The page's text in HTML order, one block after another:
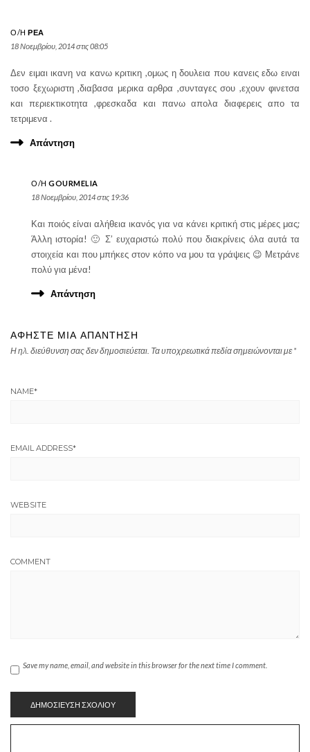
Ο/Η ΡΕΑ
18 Νοεμβρίου, 2014 στις 08:05
Δεν ειμαι ικανη να κανω κριτικη ,ομως η δουλεια που κανεις εδω ειναι
τοσο ξεχωριστη ,διαβασα μερικα αρθρα ,συνταγες σου ,εχουν φινετσα
και περιεκτικοτητα ,φρεσκαδα και πανω απολα διαφερεις απο τα
τετριμενα .
Απάντηση
Ο/Η GOURMELIA
18 Νοεμβρίου, 2014 στις 19:36
Και ποιός είναι αλήθεια ικανός για να κάνει κριτική στις μέρες μας;
Άλλη ιστορία! 🙂 Σ’ ευχαριστώ πολύ που διακρίνεις όλα αυτά τα
στοιχεία και που μπήκες στον κόπο να μου τα γράψεις 😉 Μετράνε
πολύ για μένα!
Απάντηση
ΑΦΉΣΤΕ ΜΙΑ ΑΠΆΝΤΗΣΗ
Η ηλ. διεύθυνση σας δεν δημοσιεύεται. Τα υποχρεωτικά πεδία σημειώνονται με*
NAME*
EMAIL ADDRESS*
WEBSITE
COMMENT
Save my name, email, and website in this browser for the next time I comment.